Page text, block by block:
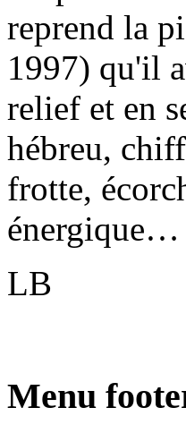
reprend la
1997) qu'il
relief et en
hébreu,
frotte,
énergique…
LB
Menu